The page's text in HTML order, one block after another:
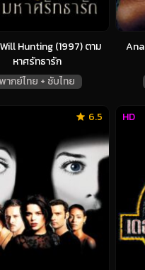
Hunting (1997) ตาม
หาศรัทธารัก
พากย์ไทย + ซับไทย
6.5 HD